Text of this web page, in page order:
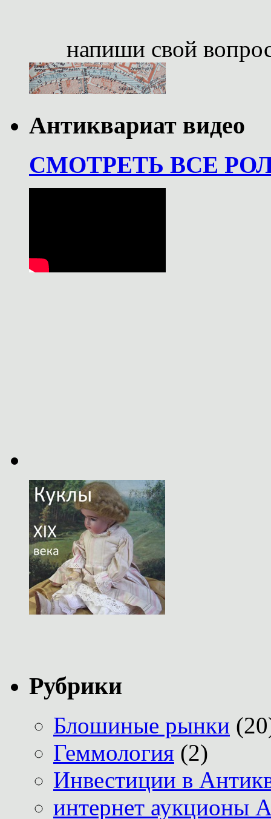
напиши свой
Антиквариат видео
СМОТРЕТЬ ВСЕ
Рубрики
Блошиные рынки
Геммология (2)
Инвестиции в
интернет аукционы